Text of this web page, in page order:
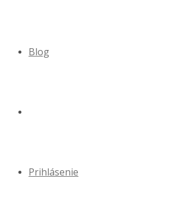
Blog
Prihlásenie